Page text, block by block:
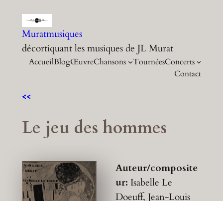
contenu
Muratmusiques
décortiquant les musiques de JL Murat
AccueilBlogŒuvreChansons TournéesConcerts
Contact
<<
Le jeu des hommes
Auteur/composite
ur: Isabelle Le
Doeuff, Jean-Louis